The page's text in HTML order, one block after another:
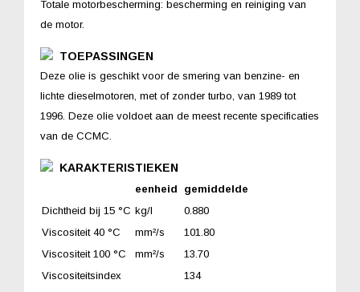
Totale motorbescherming: bescherming en reiniging van
de motor.
TOEPASSINGEN
Deze olie is geschikt voor de smering van benzine- en
lichte dieselmotoren, met of zonder turbo, van 1989 tot
1996. Deze olie voldoet aan de meest recente specificaties
van de CCMC.
KARAKTERISTIEKEN
eenheid
gemiddelde
Dichtheid bij 15 °C kg/l
0.880
Viscositeit 40 °C
mm²/s
101.80
Viscositeit 100 °C
mm²/s
13.70
Viscositeitsindex
134